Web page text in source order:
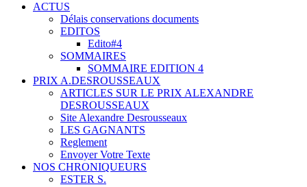
ACTUS
Délais conservations documents
EDITOS
Edito#4
SOMMAIRES
SOMMAIRE EDITION 4
PRIX A.DESROUSSEAUX
ARTICLES SUR LE PRIX ALEXANDRE
DESROUSSEAUX
Site Alexandre Desrousseaux
LES GAGNANTS
Reglement
Envoyer Votre Texte
NOS CHRONIQUEURS
ESTER S.